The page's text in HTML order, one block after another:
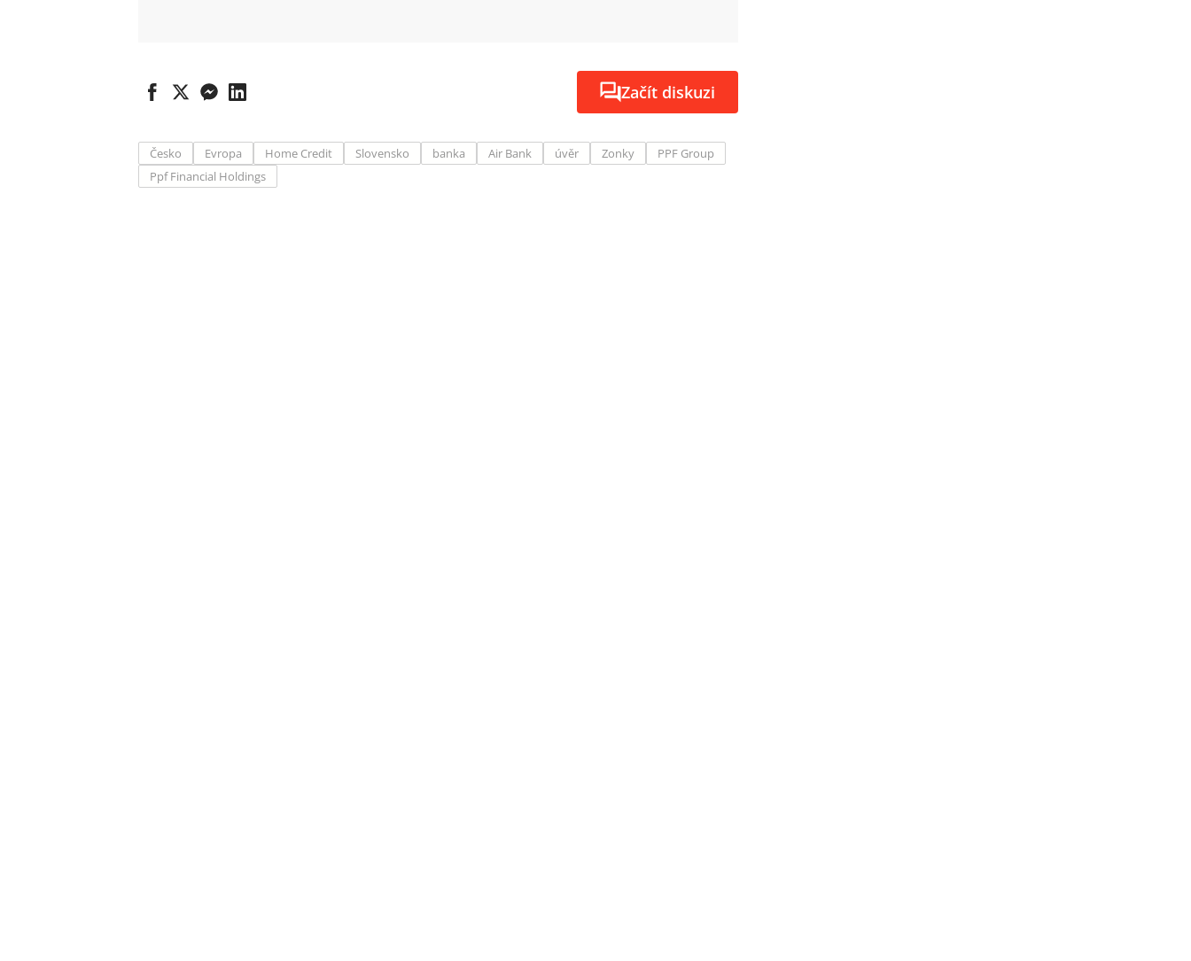
Začít diskuzi
Česko Evropa Home Credit Slovensko banka Air Bank úvěr Zonky
PPF Group
Ppf Financial Holdings